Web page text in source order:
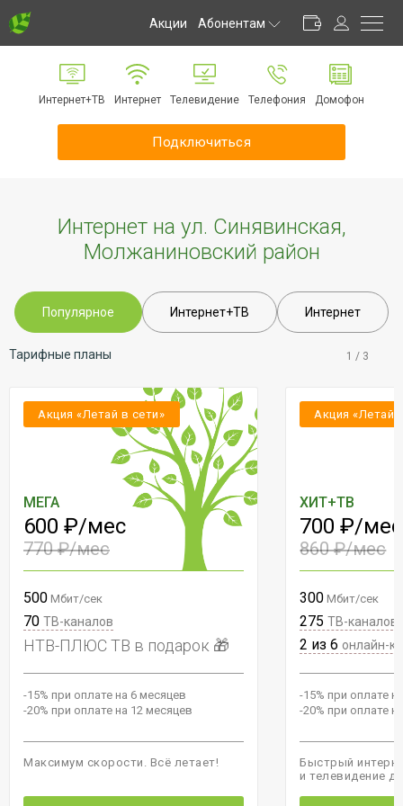
Акции Абонентам
Личный кабинет
Способы оплаты
Обратная связь
Информирование
Документы
Интернет+ТВ Интернет Телевидение Телефония Домофон
Подключиться
Интернет на ул. Синявинская,
Молжаниновский район
Популярное Интернет+ТВ Интернет
Тарифные планы 1 / 3
Акция «Летай в сети»
МЕГА
600 ₽/мес
770 ₽/мес
500 Мбит/сек
70 ТВ-каналов
НТВ-ПЛЮС ТВ в подарок 🎁
-15% при оплате на 6 месяцев
-20% при оплате на 12 месяцев
Максимум скорости. Всё летает!
Акция «Летай
ХИТ+ТВ
700 ₽/мес
860 ₽/мес
300 Мбит/сек
275ТВ-каналов
2 из 6 онлайн-
-15% при оплате
-20% при оплате
Быстрый
и телевидение